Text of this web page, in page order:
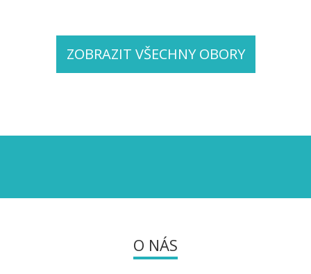
ZOBRAZIT VŠECHNY OBORY
O NÁS